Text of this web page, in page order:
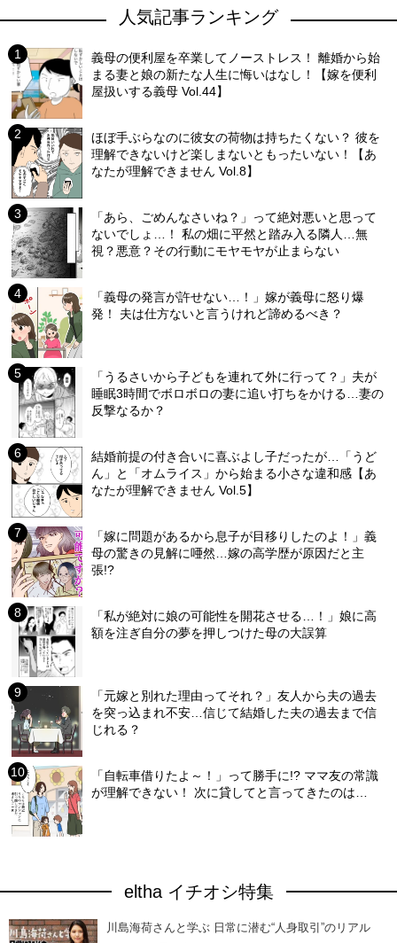
人気記事ランキング
義母の便利屋を卒業してノーストレス！ 離婚から始
まる妻と娘の新たな人生に悔いはなし！【嫁を便利
屋扱いする義母 Vol.44】
ほぼ手ぶらなのに彼女の荷物は持ちたくない？ 彼を
理解できないけど楽しまないともったいない！【あ
なたが理解できません Vol.8】
「あら、ごめんなさいね？」って絶対悪いと思って
ないでしょ…！ 私の畑に平然と踏み入る隣人…無
視？悪意？その行動にモヤモヤが止まらない
「義母の発言が許せない…！」嫁が義母に怒り爆
発！ 夫は仕方ないと言うけれど諦めるべき？
「うるさいから子どもを連れて外に行って？」夫が
睡眠3時間でボロボロの妻に追い打ちをかける…妻の
反撃なるか？
結婚前提の付き合いに喜ぶよし子だったが…「うど
ん」と「オムライス」から始まる小さな違和感【あ
なたが理解できません Vol.5】
「嫁に問題があるから息子が目移りしたのよ！」義
母の驚きの見解に唖然…嫁の高学歴が原因だと主
張!?
「私が絶対に娘の可能性を開花させる…！」娘に高
額を注ぎ自分の夢を押しつけた母の大誤算
「元嫁と別れた理由ってそれ？」友人から夫の過去
を突っ込まれ不安…信じて結婚した夫の過去まで信
じれる？
「自転車借りたよ～！」って勝手に!? ママ友の常識
が理解できない！ 次に貸してと言ってきたのは…
eltha イチオシ特集
川島海荷さんと学ぶ 日常に潜む“人身取引”のリアル